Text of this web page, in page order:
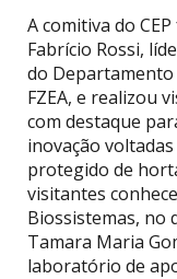
A comitiva do
Fabrício Rossi,
do Departamento
FZEA, e realizou
com destaque
inovação
protegido de
visitantes
Biossistemas, no
Tamara Maria
laboratório de